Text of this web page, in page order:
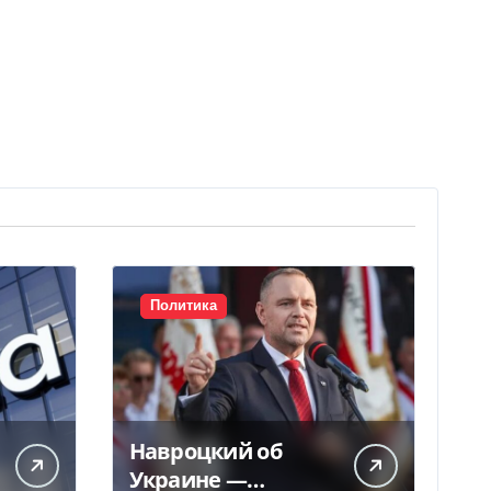
Политика
Навроцкий об
Украине —